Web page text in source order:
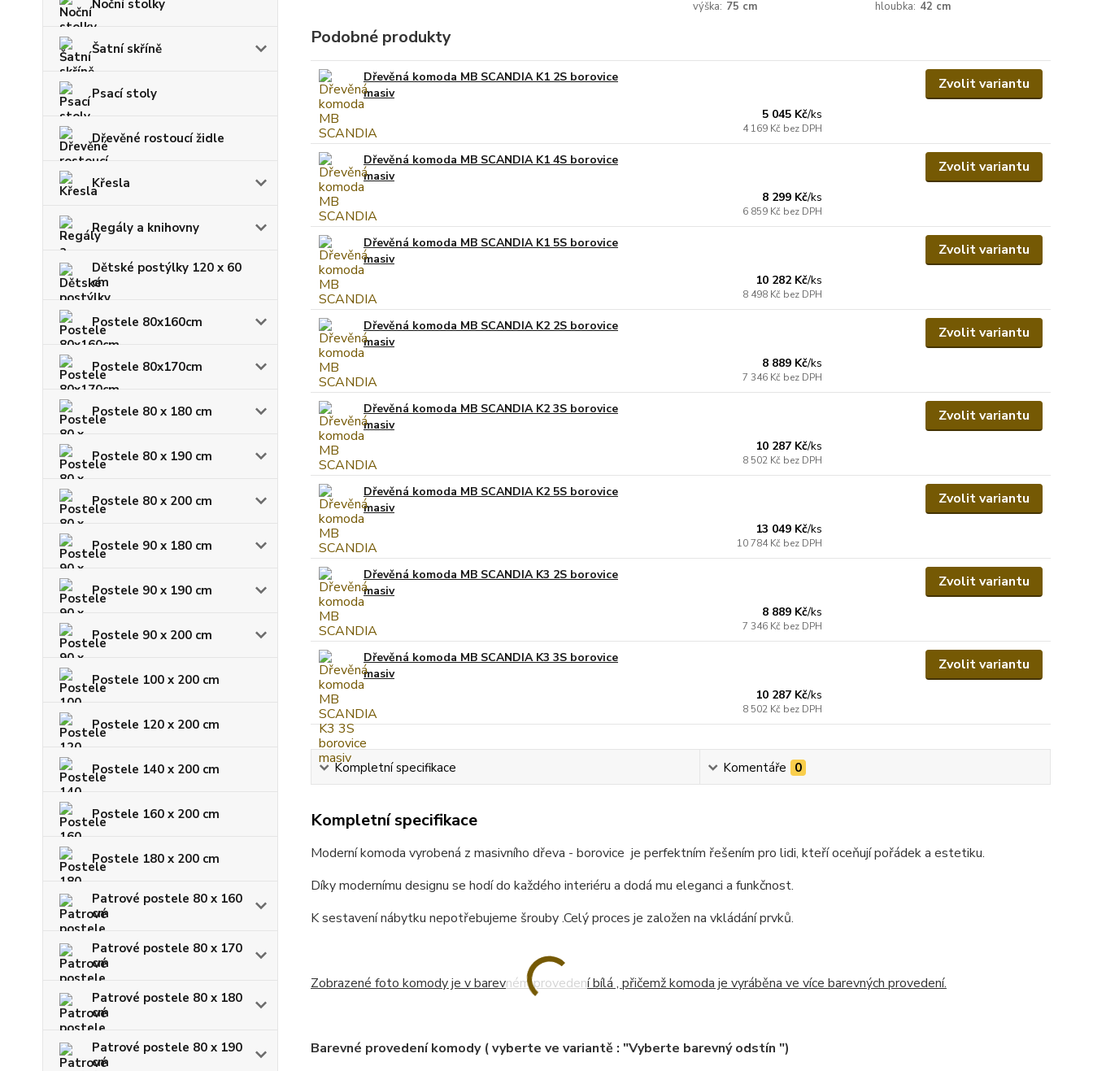
Noční stolky
Šatní skříně
Psací stoly
Dřevěné rostoucí židle
Křesla
Regály a knihovny
Dětské postýlky 120 x 60
cm
Postele 80x160cm
Postele 80x170cm
Postele 80 x 180 cm
Postele 80 x 190 cm
Postele 80 x 200 cm
Postele 90 x 180 cm
Postele 90 x 190 cm
Postele 90 x 200 cm
Postele 100 x 200 cm
Postele 120 x 200 cm
Postele 140 x 200 cm
Postele 160 x 200 cm
Postele 180 x 200 cm
Patrové postele 80 x 160
cm
Patrové postele 80 x 170
cm
Patrové postele 80 x 180
cm
Patrové postele 80 x 190
cm
výška: 75 cm hloubka: 42 cm
Podobné produkty
Dřevěná komoda MB SCANDIA K1 2S borovice
masiv
5 045 Kč/ks
4 169 Kč bez DPH
Zvolit variantu
Dřevěná komoda MB SCANDIA K1 4S borovice
masiv
8 299 Kč/ks
6 859 Kč bez DPH
Zvolit variantu
Dřevěná komoda MB SCANDIA K1 5S borovice
masiv
10 282 Kč/ks
8 498 Kč bez DPH
Zvolit variantu
Dřevěná komoda MB SCANDIA K2 2S borovice
masiv
8 889 Kč/ks
7 346 Kč bez DPH
Zvolit variantu
Dřevěná komoda MB SCANDIA K2 3S borovice
masiv
10 287 Kč/ks
8 502 Kč bez DPH
Zvolit variantu
Dřevěná komoda MB SCANDIA K2 5S borovice
masiv
13 049 Kč/ks
10 784 Kč bez DPH
Zvolit variantu
Dřevěná komoda MB SCANDIA K3 2S borovice
masiv
8 889 Kč/ks
7 346 Kč bez DPH
Zvolit variantu
Dřevěná komoda MB SCANDIA K3 3S borovice
masiv
10 287 Kč/ks
8 502 Kč bez DPH
Zvolit variantu
Kompletní specifikace Komentáře 0
Kompletní specifikace
Moderní komoda vyrobená z masivního dřeva - borovice je perfektním řešením pro lidi, kteří oceňují pořádek a estetiku.
Díky modernímu designu se hodí do každého interiéru a dodá mu eleganci a funkčnost.
K sestavení nábytku nepotřebujeme šrouby .Celý proces je založen na vkládání prvků.
Zobrazené foto komody je v barevném provedení bílá , přičemž komoda je vyráběna ve více barevných provedení.
Barevné provedení komody ( vyberte ve variantě : "Vyberte barevný odstín ")